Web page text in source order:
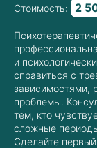
Стоимость: 2
и
справиться с
зависимостями,
проблемы.
тем, кто
сложные
Сделайте